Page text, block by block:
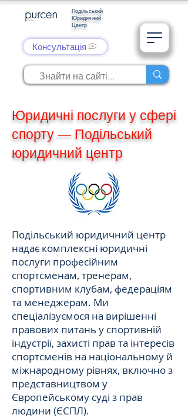
Подільський
Юридичний
Центр
Консультація
Юридичні послуги у сфері
спорту — Подільський
юридичний центр
Подільський юридичний центр
надає комплексні юридичні
послуги професійним
спортсменам, тренерам,
спортивним клубам, федераціям
та менеджерам. Ми
спеціалізуємося на вирішенні
правових питань у спортивній
індустрії, захисті прав та інтересів
спортсменів на національному й
міжнародному рівнях, включно з
представництвом у
Європейському суді з прав
людини (ЄСПЛ).